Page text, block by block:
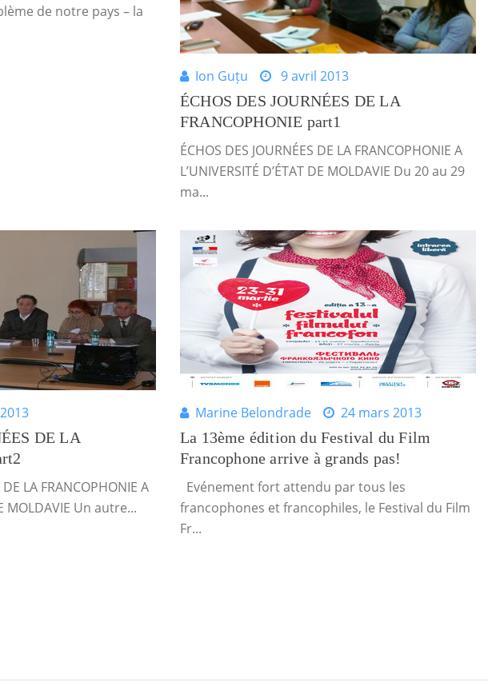
de notre pays – la
Ion Guțu
9 avril 2013
ÉCHOS DES JOURNÉES DE LA
FRANCOPHONIE part1
ÉCHOS DES JOURNÉES DE LA FRANCOPHONIE A
L’UNIVERSITÉ D’ÉTAT DE MOLDAVIE Du 20 au 29
ma...
DE LA
DE LA FRANCOPHONIE A
MOLDAVIE Un autre...
Marine Belondrade
24 mars 2013
La 13ème édition du Festival du Film
Francophone arrive à grands pas!
Evénement fort attendu par tous les
francophones et francophiles, le Festival du Film
Fr...